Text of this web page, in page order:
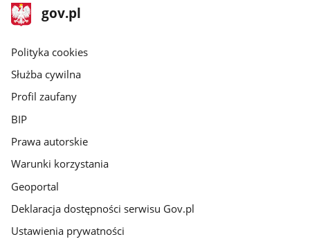
stopka
gov.pl
Strona
gov.pl
gov.pl
Polityka cookies
Służba cywilna
Profil zaufany
BIP
Prawa autorskie
Warunki korzystania
Geoportal
Deklaracja dostępności serwisu Gov.pl
Ustawienia prywatności